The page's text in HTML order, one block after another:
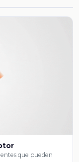
que pueden